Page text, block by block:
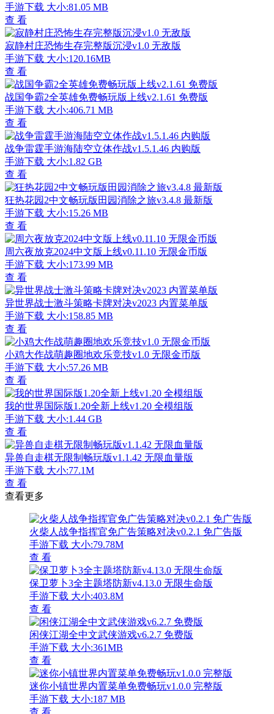
手游下载 大小:81.05 MB
查 看
寂静村庄恐怖生存完整版沉浸v1.0 无敌版
手游下载 大小:120.16MB
查 看
战国争霸2全英雄免费畅玩版上线v2.1.61 免费版
手游下载 大小:406.71 MB
查 看
战争雷霆手游海陆空立体作战v1.5.1.46 内购版
手游下载 大小:1.82 GB
查 看
狂热花园2中文畅玩版田园消除之旅v3.4.8 最新版
手游下载 大小:15.26 MB
查 看
周六夜放克2024中文版上线v0.11.10 无限金币版
手游下载 大小:173.99 MB
查 看
异世界战士激斗策略卡牌对决v2023 内置菜单版
手游下载 大小:158.85 MB
查 看
小鸡大作战萌趣圈地欢乐竞技v1.0 无限金币版
手游下载 大小:57.26 MB
查 看
我的世界国际版1.20全新上线v1.20 全模组版
手游下载 大小:1.44 GB
查 看
异兽自走棋无限制畅玩版v1.1.42 无限血量版
手游下载 大小:77.1M
查 看
查看更多
火柴人战争指挥官免广告策略对决v0.2.1 免广告版
手游下载 大小:79.78M
查 看
保卫萝卜3全主题塔防新v4.13.0 无限生命版
手游下载 大小:403.8M
查 看
闲侠江湖全中文武侠游戏v6.2.7 免费版
手游下载 大小:361MB
查 看
迷你小镇世界内置菜单免费畅玩v1.0.0 完整版
手游下载 大小:187 MB
查 看